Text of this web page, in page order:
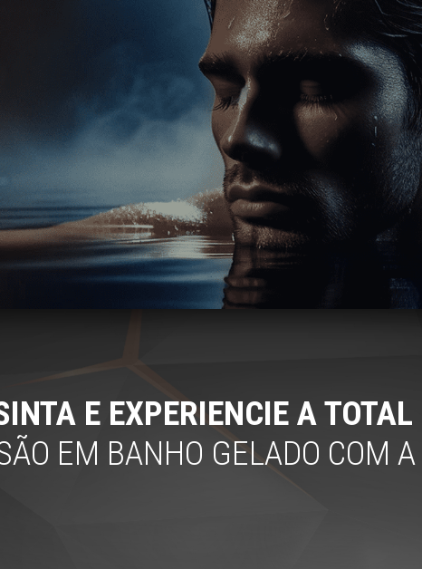
E EXPERIENCIE A TOTAL
EM BANHO GELADO COM A